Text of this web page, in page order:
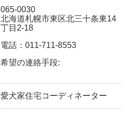
065-0030
北海道札幌市東区北三十条東14
丁目2-18
電話：011-711-8553
希望の連絡手段:
愛犬家住宅コーディネーター